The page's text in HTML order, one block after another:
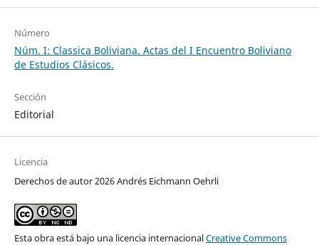
Número
Núm. I: Classica Boliviana. Actas del I Encuentro Boliviano
de Estudios Clásicos.
Sección
Editorial
Licencia
Derechos de autor 2026 Andrés Eichmann Oehrli
Esta obra está bajo una licencia internacionalCreative Commons